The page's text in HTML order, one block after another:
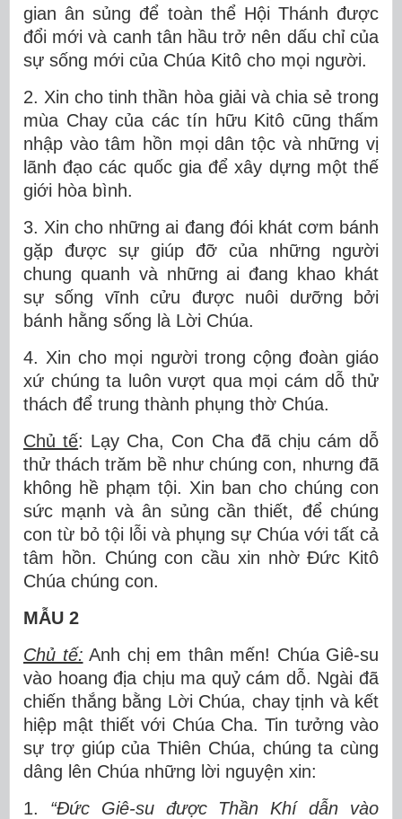
gian ân sủng để toàn thể Hội Thánh được
đổi mới và canh tân hầu trở nên dấu chỉ của
sự sống mới của Chúa Kitô cho mọi người.
2. Xin cho tinh thần hòa giải và chia sẻ trong
mùa Chay của các tín hữu Kitô cũng thấm
nhập vào tâm hồn mọi dân tộc và những vị
lãnh đạo các quốc gia để xây dựng một thế
giới hòa bình.
3. Xin cho những ai đang đói khát cơm bánh
gặp được sự giúp đỡ của những người
chung quanh và những ai đang khao khát
sự sống vĩnh cửu được nuôi dưỡng bởi
bánh hằng sống là Lời Chúa.
4. Xin cho mọi người trong cộng đoàn giáo
xứ chúng ta luôn vượt qua mọi cám dỗ thử
thách để trung thành phụng thờ Chúa.
Chủ tế: Lạy Cha, Con Cha đã chịu cám dỗ
thử thách trăm bề như chúng con, nhưng đã
không hề phạm tội. Xin ban cho chúng con
sức mạnh và ân sủng cần thiết, để chúng
con từ bỏ tội lỗi và phụng sự Chúa với tất cả
tâm hồn. Chúng con cầu xin nhờ Đức Kitô
Chúa chúng con.
MẪU 2
Chủ tế: Anh chị em thân mến! Chúa Giê-su
vào hoang địa chịu ma quỷ cám dỗ. Ngài đã
chiến thắng bằng Lời Chúa, chay tịnh và kết
hiệp mật thiết với Chúa Cha. Tin tưởng vào
sự trợ giúp của Thiên Chúa, chúng ta cùng
dâng lên Chúa những lời nguyện xin:
1. “Đức Giê-su được Thần Khí dẫn vào